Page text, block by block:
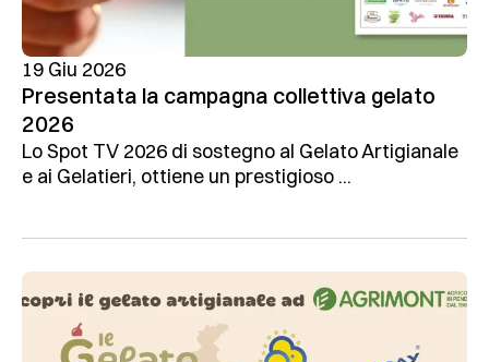
19 Giu 2026
Presentata la campagna collettiva gelato
2026
Lo Spot TV 2026 di sostegno al Gelato Artigianale
e ai Gelatieri, ottiene un prestigioso ...